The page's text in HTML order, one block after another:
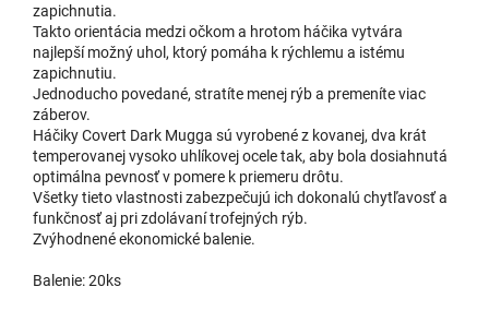
zapichnutia.
Takto orientácia medzi očkom a hrotom háčika vytvára
najlepší možný uhol, ktorý pomáha k rýchlemu a istému
zapichnutiu.
Jednoducho povedané, stratíte menej rýb a premeníte viac
záberov.
Háčiky Covert Dark Mugga sú vyrobené z kovanej, dva krát
temperovanej vysoko uhlíkovej ocele tak, aby bola dosiahnutá
optimálna pevnosť v pomere k priemeru drôtu.
Všetky tieto vlastnosti zabezpečujú ich dokonalú chytľavosť a
funkčnosť aj pri zdolávaní trofejných rýb.
Zvýhodnené ekonomické balenie.
Balenie: 20ks